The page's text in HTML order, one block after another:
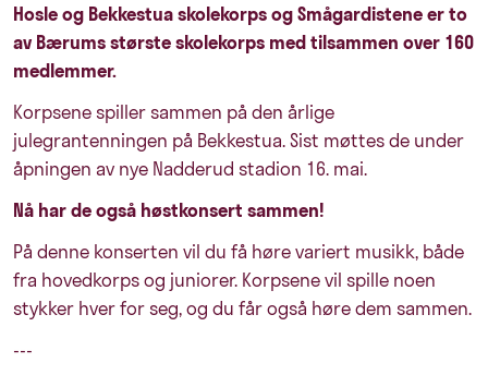
Hosle og Bekkestua skolekorps og Smågardistene er to
av Bærums største skolekorps med tilsammen over 160
medlemmer.
Korpsene spiller sammen på den årlige
julegrantenningen på Bekkestua. Sist møttes de under
åpningen av nye Nadderud stadion 16. mai.
Nå har de også høstkonsert sammen!
På denne konserten vil du få høre variert musikk, både
fra hovedkorps og juniorer. Korpsene vil spille noen
stykker hver for seg, og du får også høre dem sammen.
---